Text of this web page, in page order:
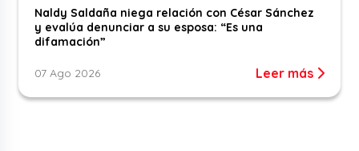
Naldy Saldaña niega relación con César Sánchez
y evalúa denunciar a su esposa: “Es una
difamación”
07 Ago 2026 Leer más